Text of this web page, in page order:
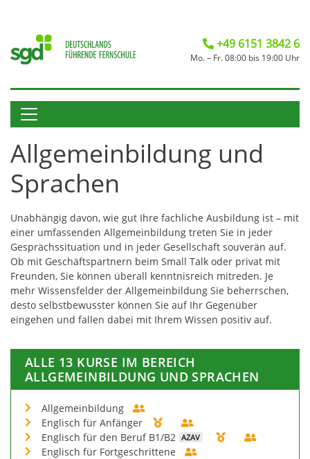
+49 6151 3842 6
Mo. – Fr. 08:00 bis 19:00 Uhr
Allgemeinbildung und
Sprachen
Unabhängig davon, wie gut Ihre fachliche Ausbildung ist – mit
einer umfassenden Allgemeinbildung treten Sie in jeder
Gesprächssituation und in jeder Gesellschaft souverän auf.
Ob mit Geschäftspartnern beim Small Talk oder privat mit
Freunden, Sie können überall kenntnisreich mitreden. Je
mehr Wissensfelder der Allgemeinbildung Sie beherrschen,
desto selbstbewusster können Sie auf Ihr Gegenüber
eingehen und fallen dabei mit Ihrem Wissen positiv auf.
ALLE 13 KURSE IM BEREICH
ALLGEMEINBILDUNG UND SPRACHEN
Allgemeinbildung
Englisch für Anfänger
Englisch für den Beruf B1/B2 AZAV
Englisch für Fortgeschrittene